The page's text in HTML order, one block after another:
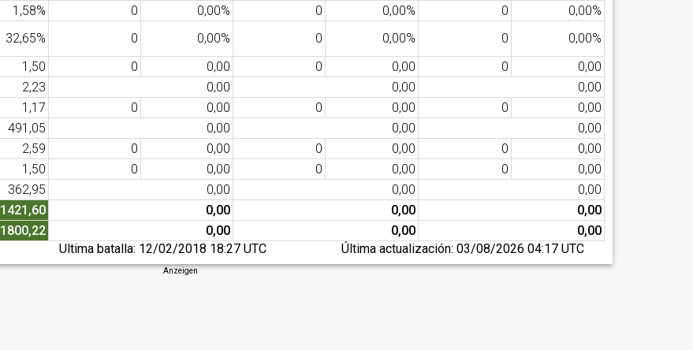
1,58% 0 0,00% 0 0,00% 0
0,00%
32,65% 0 0,00% 0 0,00% 0
0,00%
1,50 0 0,00 0 0,00 0
0,00
2,23 0,00 0,00
0,00
1,17 0 0,00 0 0,00 0
0,00
491,05 0,00 0,00
0,00
2,59 0 0,00 0 0,00 0
0,00
1,50 0 0,00 0 0,00 0
0,00
362,95 0,00 0,00
0,00
1421,60 0,00 0,00
0,00
1800,22 0,00 0,00
0,00
Ultima batalla: 12/02/2018 18:27 UTC Última actualización: 03/08/2026 04:17 UTC
Anzeigen